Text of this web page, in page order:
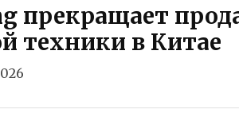
прекращает
техники в Китае